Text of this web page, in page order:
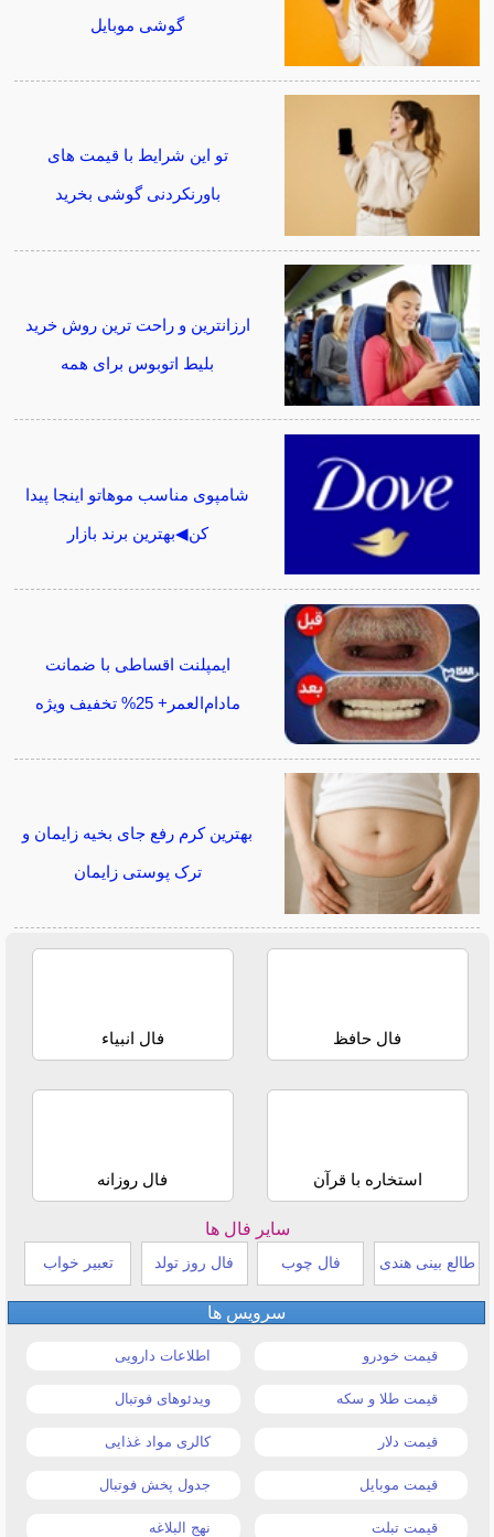
گوشی موبایل
تو این شرایط با قیمت های
باورنکردنی گوشی بخرید
ارزانترین و راحت ترین روش خرید
بلیط اتوبوس برای همه
شامپوی مناسب موهاتو اینجا پیدا
کن◀بهترین برند بازار
ایمپلنت اقساطی با ضمانت
مادام‌العمر+ 25% تخفیف ویژه
بهترین کرم رفع جای بخیه زایمان و
ترک پوستی زایمان
فال حافظ فال انبیاء
استخاره با قرآن فال روزانه
سایر فال ها
طالع بینی هندی فال چوب فال روز تولد تعبیر خواب
سرویس ها
قیمت خودرو اطلاعات دارویی
قیمت طلا و سکه ویدئوهای فوتبال
قیمت دلار کالری مواد غذایی
قیمت موبایل جدول پخش فوتبال
قیمت تبلت نهج البلاغه